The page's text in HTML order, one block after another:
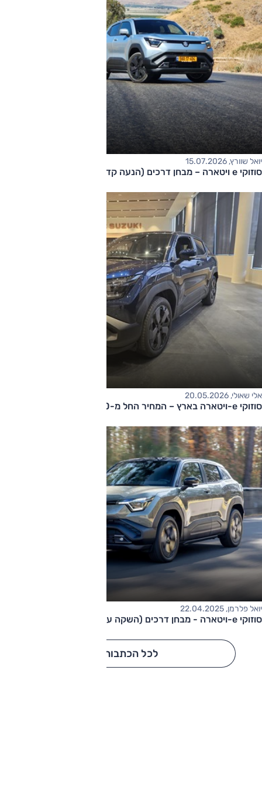
יואל שוורץ, 15.07.2026
סוזוקי e ויטארה – מבחן דרכים (הנעה קדמית)
אלי שאולי, 20.05.2026
סוזוקי e-ויטארה בארץ – המחיר החל מ-155,000 שקלים
יואל פלרמן, 22.04.2025
סוזוקי e-ויטארה - מבחן דרכים (השקה עולמית)
לכל הכתבות